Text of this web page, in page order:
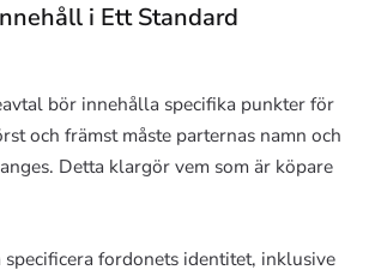
i Ett Standard
bör innehålla specifika punkter för
och främst måste parternas namn och
Detta klargör vem som är köpare
fordonets identitet, inklusive